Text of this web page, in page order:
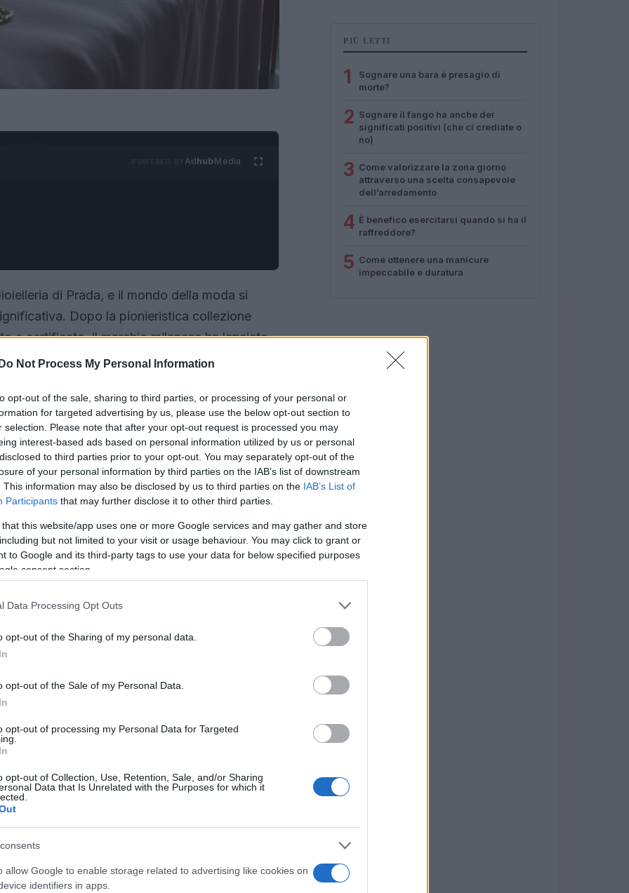
Do Not Process My Personal Information
opt-out of the sale, sharing to third parties, or processing of your personal or
for targeted advertising by us, please use the below opt-out section to
selection. Please note that after your opt-out request is processed you may
interest-based ads based on personal information utilized by us or personal
to third parties prior to your opt-out. You may separately opt-out of the
of your personal information by third parties on the IAB’s list of downstream
This information may also be disclosed by us to third parties on the IAB’s List of
Participants that may further disclose it to other third parties.
that this website/app uses one or more Google services and may gather and store
but not limited to your visit or usage behaviour. You may click to grant or
to Google and its third-party tags to use your data for below specified purposes
consent section.
Data Processing Opt Outs
opt-out of the Sharing of my personal data.
opt-out of the Sale of my Personal Data.
opt-out of processing my Personal Data for Targeted
opt-out of Collection, Use, Retention, Sale, and/or Sharing
Data that Is Unrelated with the Purposes for which it
allow Google to enable storage related to advertising like cookies on
identifiers in apps.
AdhubMedia
di Prada, e il mondo della moda si
Dopo la pionieristica collezione
e certificato, il marchio milanese ha lanciato
Prada Fine Jewelry Couleur Vivante
ma porta con sé un messaggio potente
della Collezione
è la varietà di pietre colorate
. Dall’ametista
rosa, ogni gemma è selezionata per
pietra è accompagnata da un certificato di
indipendenti, che garantisce
consumatori di avere la certezza che le
quelle dichiarate, un aspetto
è essenziale.
PIÙ LETTI
1
Sognare una bara è presagio di
morte?
2 Sognare il fango ha anche dei
significati positivi (che ci crediate o
no)
3 Come valorizzare la zona giorno
attraverso una scelta consapevole
dell’arredamento
4 È benefico esercitarsi quando si ha il
raffreddore?
5 Come ottenere una manicure
impeccabile e duratura